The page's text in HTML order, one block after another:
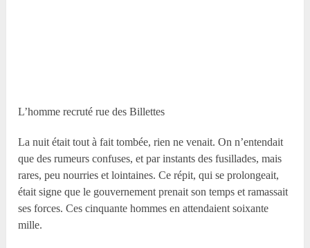
L’homme recruté rue des Billettes
La nuit était tout à fait tombée, rien ne venait. On n’entendait
que des rumeurs confuses, et par instants des fusillades, mais
rares, peu nourries et lointaines. Ce répit, qui se prolongeait,
était signe que le gouvernement prenait son temps et ramassait
ses forces. Ces cinquante hommes en attendaient soixante
mille.